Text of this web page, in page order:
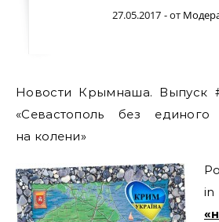
27.05.2017 - от
Новости Крымнаша. Выпуск #922 за 27.05.2017
«Севастополь без
на колени»